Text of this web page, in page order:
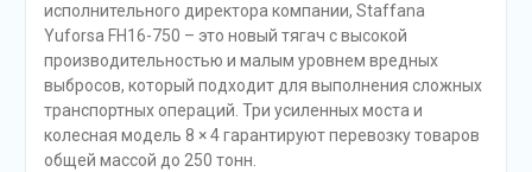
исполнительного директора компании, Staffana
Yuforsa FH16-750 – это новый тягач с высокой
производительностью и малым уровнем вредных
выбросов, который подходит для выполнения сложных
транспортных операций. Три усиленных моста и
колесная модель 8 × 4 гарантируют перевозку товаров
общей массой до 250 тонн.